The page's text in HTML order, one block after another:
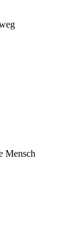
Mensch